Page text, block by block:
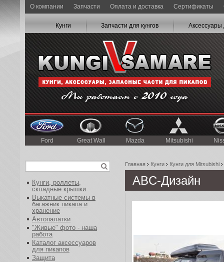
О компании Запчасти Оплата и доставка Сертификаты
Кунги Запчасти для кунгов Аксессуары
Ford Great Wall Mazda Mitsubishi
Главная › Кунги › Кунги для Mitsubishi ›
ABC-Дизайн
Кунги, роллеты,
складные крышки
Выкатные системы в
багажник пикапа и
хранение
Автопалатки
"Живые" фото - наша
работа
Каталог аксессуаров
для пикапов
Защита